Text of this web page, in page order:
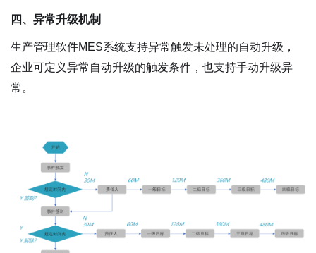
四、异常升级机制
生产管理软件MES系统支持异常触发未处理的自动升级，
企业可定义异常自动升级的触发条件，也支持手动升级异
常。